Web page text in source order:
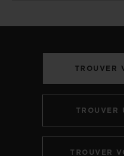
TROUVER
TROUVER
TROUVER